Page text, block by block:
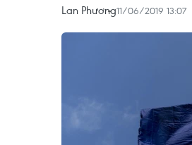
Lan Phương11/06/2019 13:07